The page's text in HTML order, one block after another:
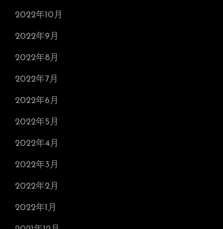
2022年10月
2022年9月
2022年8月
2022年7月
2022年6月
2022年5月
2022年4月
2022年3月
2022年2月
2022年1月